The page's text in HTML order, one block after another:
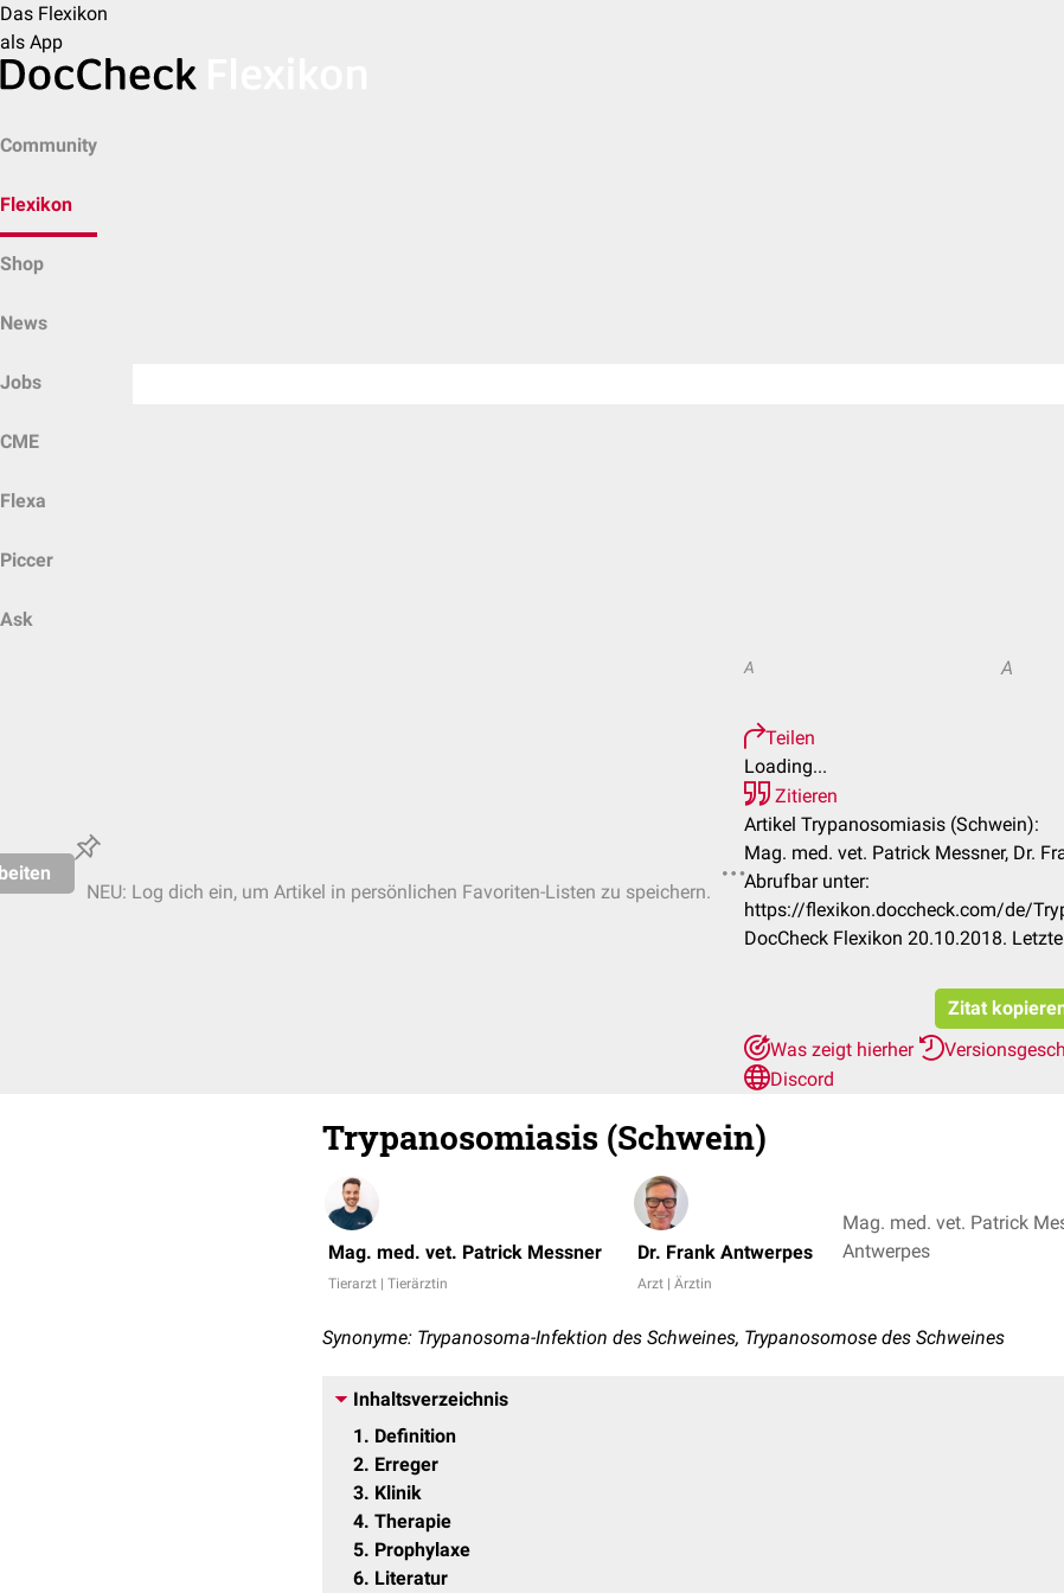
Das Flexikon
als App
Community
Flexikon
Shop
News
Jobs
CME
Flexa
Piccer
Ask
NEU: Log dich ein, um Artikel in persönlichen Favoriten-Listen zu speichern.
A A
Teilen
Loading...
Zitieren
Artikel Trypanosomiasis (Schwein):
Mag. med. vet. Patrick Messner, Dr.
Abrufbar unter:
https://flexikon.doccheck.com/de/
DocCheck Flexikon 20.10.2018.
Zitat
Was zeigt hierher
Discord
Trypanosomiasis (Schwein)
Mag. med. vet. Patrick Messner
Tierarzt | Tierärztin
Dr. Frank Antwerpes
Arzt | Ärztin
Mag. med. vet. Patrick
Antwerpes
Synonyme: Trypanosoma-Infektion des Schweines, Trypanosomose des Schweines
Inhaltsverzeichnis
1
Definition
2 Erreger
3 Klinik
4 Therapie
5 Prophylaxe
6 Literatur